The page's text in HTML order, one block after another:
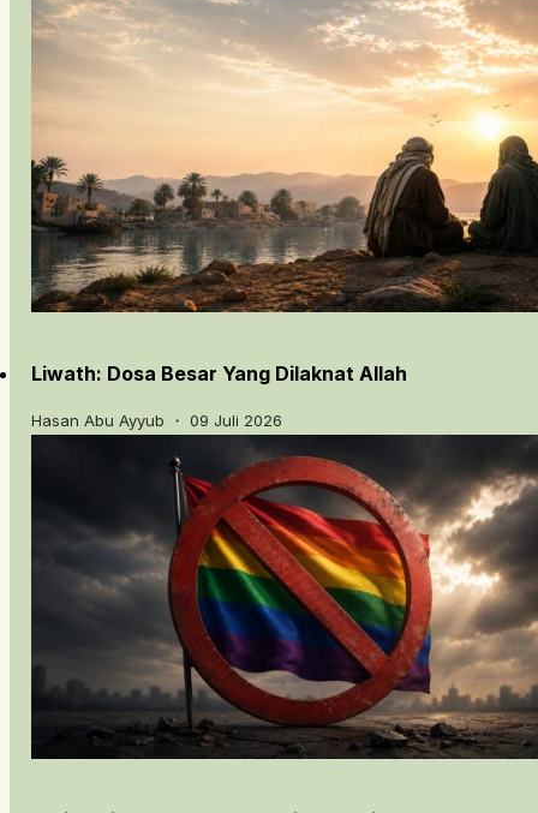
Liwath: Dosa Besar Yang Dilaknat Allah
Hasan Abu Ayyub ・ 09 Juli 2026